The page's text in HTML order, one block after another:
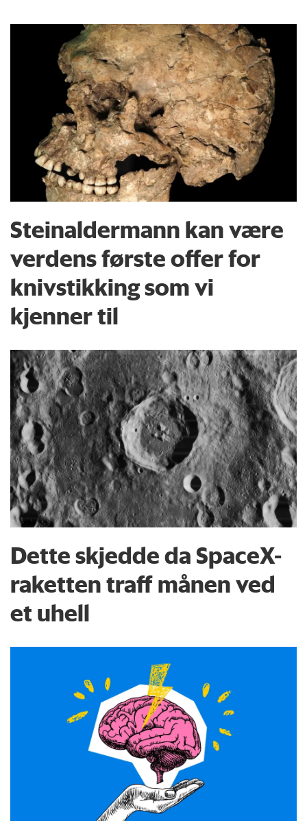
Steinaldermann kan være
verdens første offer for
knivstikking som vi
kjenner til
Dette skjedde da SpaceX-
raketten traff månen ved
et uhell